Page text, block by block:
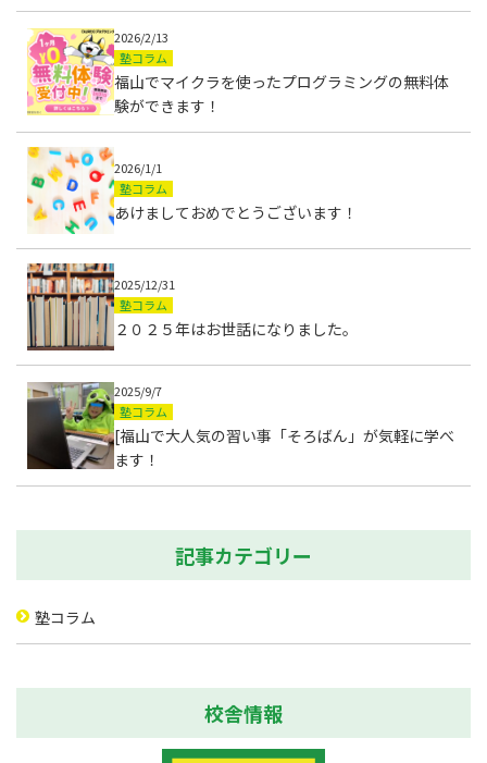
2026/2/13
塾コラム
福山でマイクラを使ったプログラミングの無料体
験ができます！
2026/1/1
塾コラム
あけましておめでとうございます！
2025/12/31
塾コラム
２０２５年はお世話になりました。
2025/9/7
塾コラム
[福山で大人気の習い事「そろばん」が気軽に学べ
ます！
記事カテゴリー
塾コラム
校舎情報